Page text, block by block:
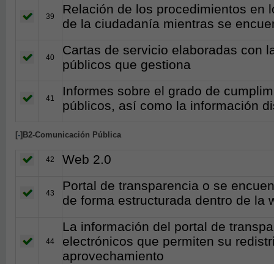
39
Relación de los procedimientos en
de la ciudadanía mientras se
40
Cartas de servicio elaboradas con
públicos que gestiona
41
Informes sobre el grado de
públicos, así como la información
[-]B2-Comunicación Pública
42 Web 2.0
43
Portal de transparencia o se
de forma estructurada dentro de la
44
La información del portal de
electrónicos que permiten su
aprovechamiento